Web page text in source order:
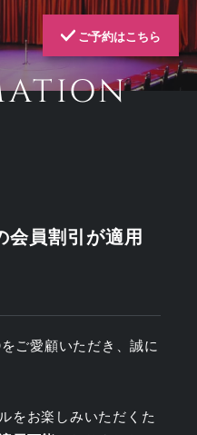
ご予約はこちら
会員割引が適用
ご愛顧いただき、誠に
をお楽しみいただくた